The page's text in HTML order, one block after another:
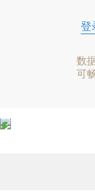
登
数
可